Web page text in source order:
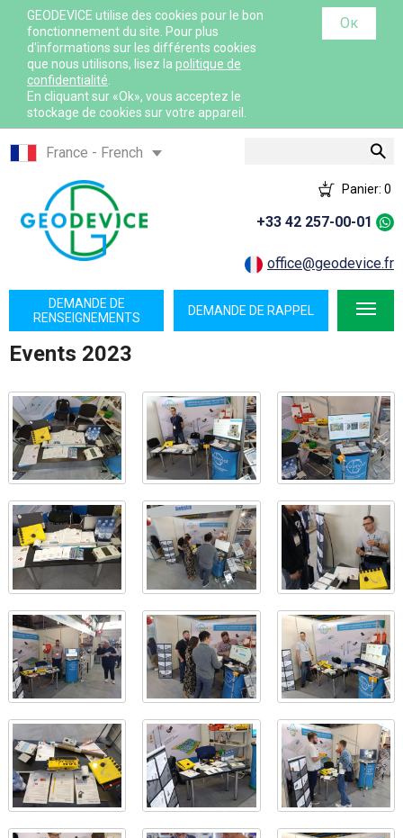
GEODEVICE utilise des cookies pour le bon
fonctionnement du site. Pour plus
d'informations sur les différents cookies
que nous utilisons, lisez la politique de
confidentialité
En cliquant sur «Ok», vous acceptez le
stockage de cookies sur votre appareil.
Ок
France - French
France - English
International - English
Canada - English
Canada - French
Mexico - Spanish
USA - English
Казахстан - Русский
Узбекистан - Русский
Panier: 0
office@geodevice.fr
+33 42 257-00-01
DEMANDE DE RAPPEL
DEMANDE DE
RENSEIGNEMENTS
Events 2023